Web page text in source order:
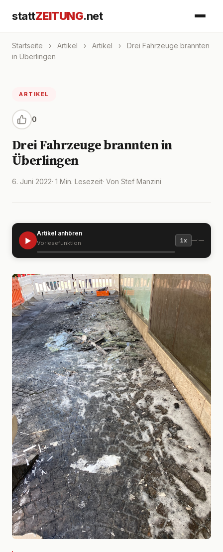
stattZEITUNG.net
Startseite › Artikel › Artikel ›
Drei Fahrzeuge brannten
in Überlingen
ARTIKEL
0
Drei Fahrzeuge brannten in
Überlingen
6. Juni 2022· 1 Min. Lesezeit· Von Stef Manzini
▶
Artikel anhören
Vorlesefunktion 1x —:—